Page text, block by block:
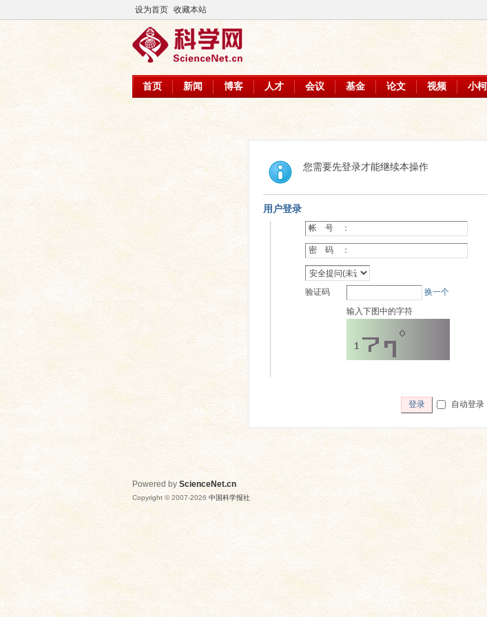
设为首页 收藏本站
首页 新闻 博客 人才 会议 基金 论文 视频 小
您需要先登录才能继续本操作
用户登录
帐 号 ：
密 码 ：
验证码
换一个
输入下图中的字符
登录 自动登录
Powered by ScienceNet.cn
Copyright © 2007-2026 中国科学报社